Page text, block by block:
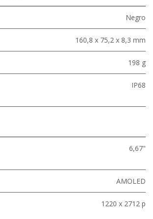
Negro
160,8 x 75,2 x 8,3 mm
198 g
IP68
6,67"
AMOLED
1220 x 2712 p